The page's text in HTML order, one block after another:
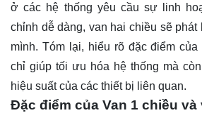
ở các hệ thống yêu cầu sự linh
chỉnh dễ dàng, van hai chiều sẽ phát
mình. Tóm lại, hiểu rõ đặc điểm
chỉ giúp tối ưu hóa hệ thống mà
hiệu suất của các thiết bị liên quan.
Đặc điểm của Van 1 chiều và